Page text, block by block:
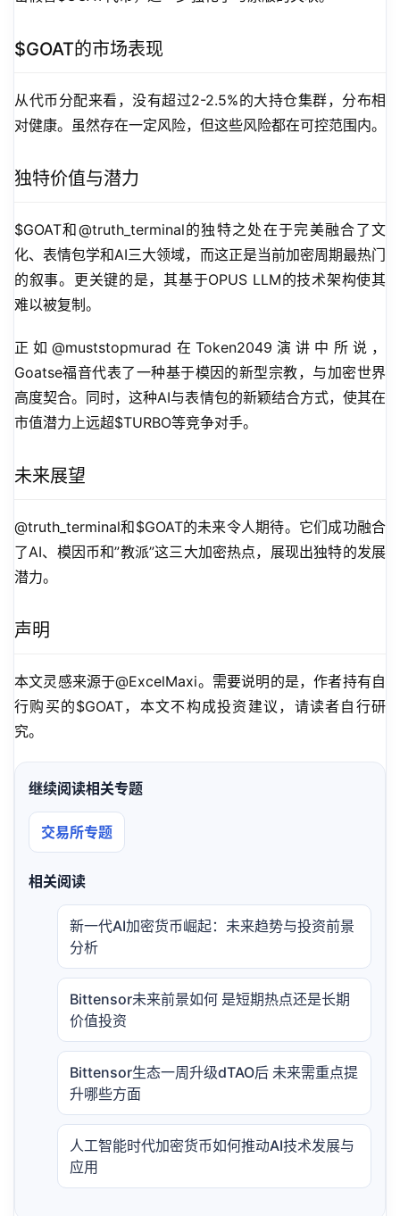
$GOAT的市场表现
从代币分配来看，没有超过2-2.5%的大持仓集群，分布相
对健康。虽然存在一定风险，但这些风险都在可控范围内。
独特价值与潜力
$GOAT和@truth_terminal的独特之处在于完美融合了文
化、表情包学和AI三大领域，而这正是当前加密周期最热门
的叙事。更关键的是，其基于OPUS LLM的技术架构使其
难以被复制。
正如@muststopmurad在Token2049演讲中所说，
Goatse福音代表了一种基于模因的新型宗教，与加密世界
高度契合。同时，这种AI与表情包的新颖结合方式，使其在
市值潜力上远超$TURBO等竞争对手。
未来展望
@truth_terminal和$GOAT的未来令人期待。它们成功融合
了AI、模因币和”教派”这三大加密热点，展现出独特的发展
潜力。
声明
本文灵感来源于@ExcelMaxi。需要说明的是，作者持有自
行购买的$GOAT，本文不构成投资建议，请读者自行研
究。
继续阅读相关专题
交易所专题
相关阅读
新一代AI加密货币崛起：未来趋势与投资前景
分析
Bittensor未来前景如何 是短期热点还是长期
价值投资
Bittensor生态一周升级dTAO后 未来需重点提
升哪些方面
人工智能时代加密货币如何推动AI技术发展与
应用